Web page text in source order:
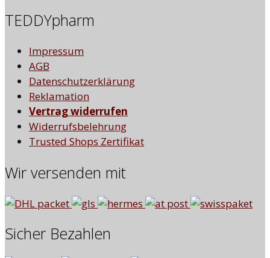
TEDDYpharm
Impressum
AGB
Datenschutzerklärung
Reklamation
Vertrag widerrufen
Widerrufsbelehrung
Trusted Shops Zertifikat
Wir versenden mit
Sicher Bezahlen